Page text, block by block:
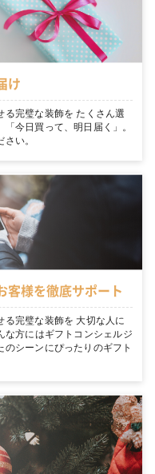
け
完璧な装飾を たくさん選
今日買って、明日届く」。
い。
客様を徹底サポート
完璧な装飾を 大切な人に
方にはギフトコンシェルジ
シーンにぴったりのギフト